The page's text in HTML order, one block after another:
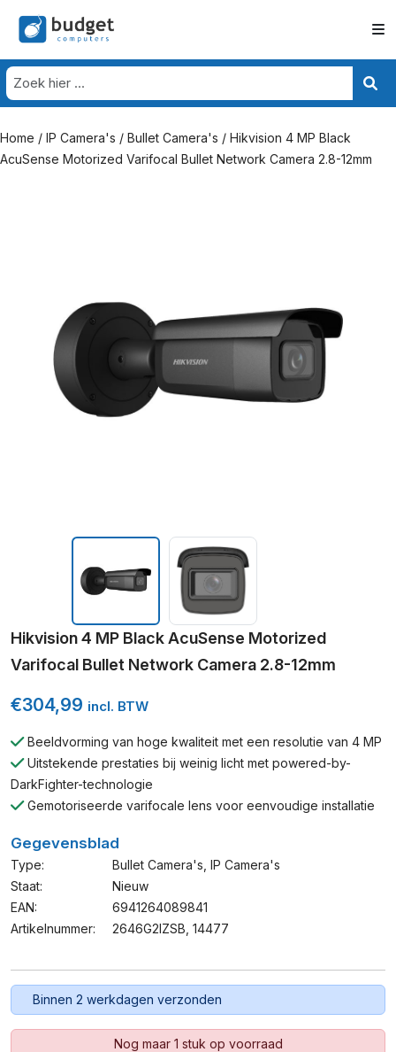
Home / IP Camera's / Bullet Camera's / Hikvision 4 MP Black
AcuSense Motorized Varifocal Bullet Network Camera 2.8-12mm
Hikvision 4 MP Black AcuSense Motorized
Varifocal Bullet Network Camera 2.8-12mm
€304,99 incl. BTW
Beeldvorming van hoge kwaliteit met een resolutie van 4 MP
Uitstekende prestaties bij weinig licht met powered-by-
DarkFighter-technologie
Gemotoriseerde varifocale lens voor eenvoudige installatie
Gegevensblad
Type: Bullet Camera's IP Camera's
Staat:
Nieuw
EAN:
6941264089841
Artikelnummer:
2646G2IZSB, 14477
Binnen 2 werkdagen verzonden
Nog maar 1 stuk op voorraad